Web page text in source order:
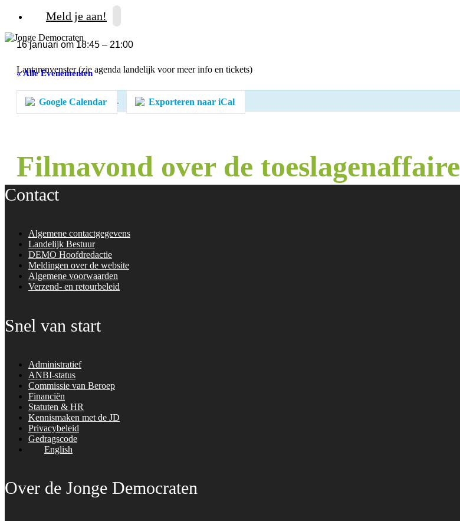
Meld je aan!
« Alle Evenementen
Dit evenement is voorbij.
Filmavond over de toeslagenaffaire
16 januari om 18:45 – 21:00
Lantarenvenster (zie agenda landelijk voor meer info en tickets)
Google Calendar Exporteren naar iCal
Contact
Algemene contactgegevens
Landelijk Bestuur
DEMO Hoofdredactie
Meldingen over de website
Algemene voorwaarden
Verzend- en retourbeleid
Snel van start
Administratief
ANBI-status
Commissie van Beroep
Financiën
Statuten & HR
Kennismaken met de JD
Privacybeleid
Gedragscode
English
Over de Jonge Democraten